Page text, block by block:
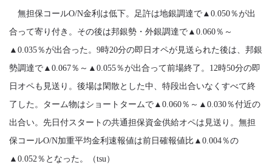
無担保コールO/N金利は低下。足許は地銀調達で▲0.050％が出
合って寄り付き。その後は邦銀勢・外銀調達で▲0.060％～
▲0.035％が出合った。9時20分の即日オペが見送られた後は、邦銀
勢調達で▲0.067％～▲0.055％が出合って前場終了。12時50分の即
日オペも見送り。後場は閑散とした中、特段出合いなくすべて終
了した。ターム物はショートタームで▲0.060％～▲0.030％付近の
出合い。先日付スタートの共通担保資金供給オペは見送り。無担
保コールO/N加重平均金利速報値は前日確報値比▲0.004％の
▲0.052％となった。（tsu）